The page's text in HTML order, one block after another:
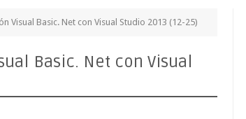
Visual Basic. Net con Visual Studio 2013 (12-25)
Basic. Net con Visual